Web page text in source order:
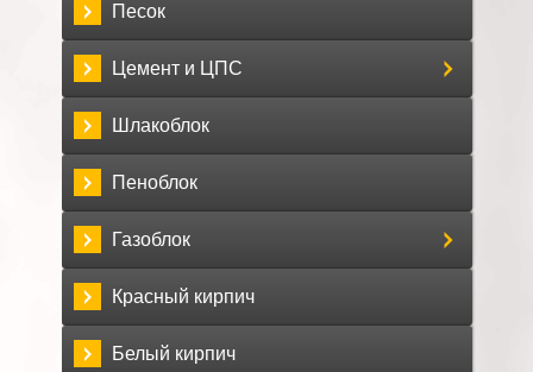
Песок
Цемент и ЦПС
Шлакоблок
Пеноблок
Газоблок
Красный кирпич
Белый кирпич